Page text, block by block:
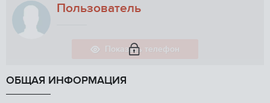
Пользователь
Показать телефон
ОБЩАЯ ИНФОРМАЦИЯ